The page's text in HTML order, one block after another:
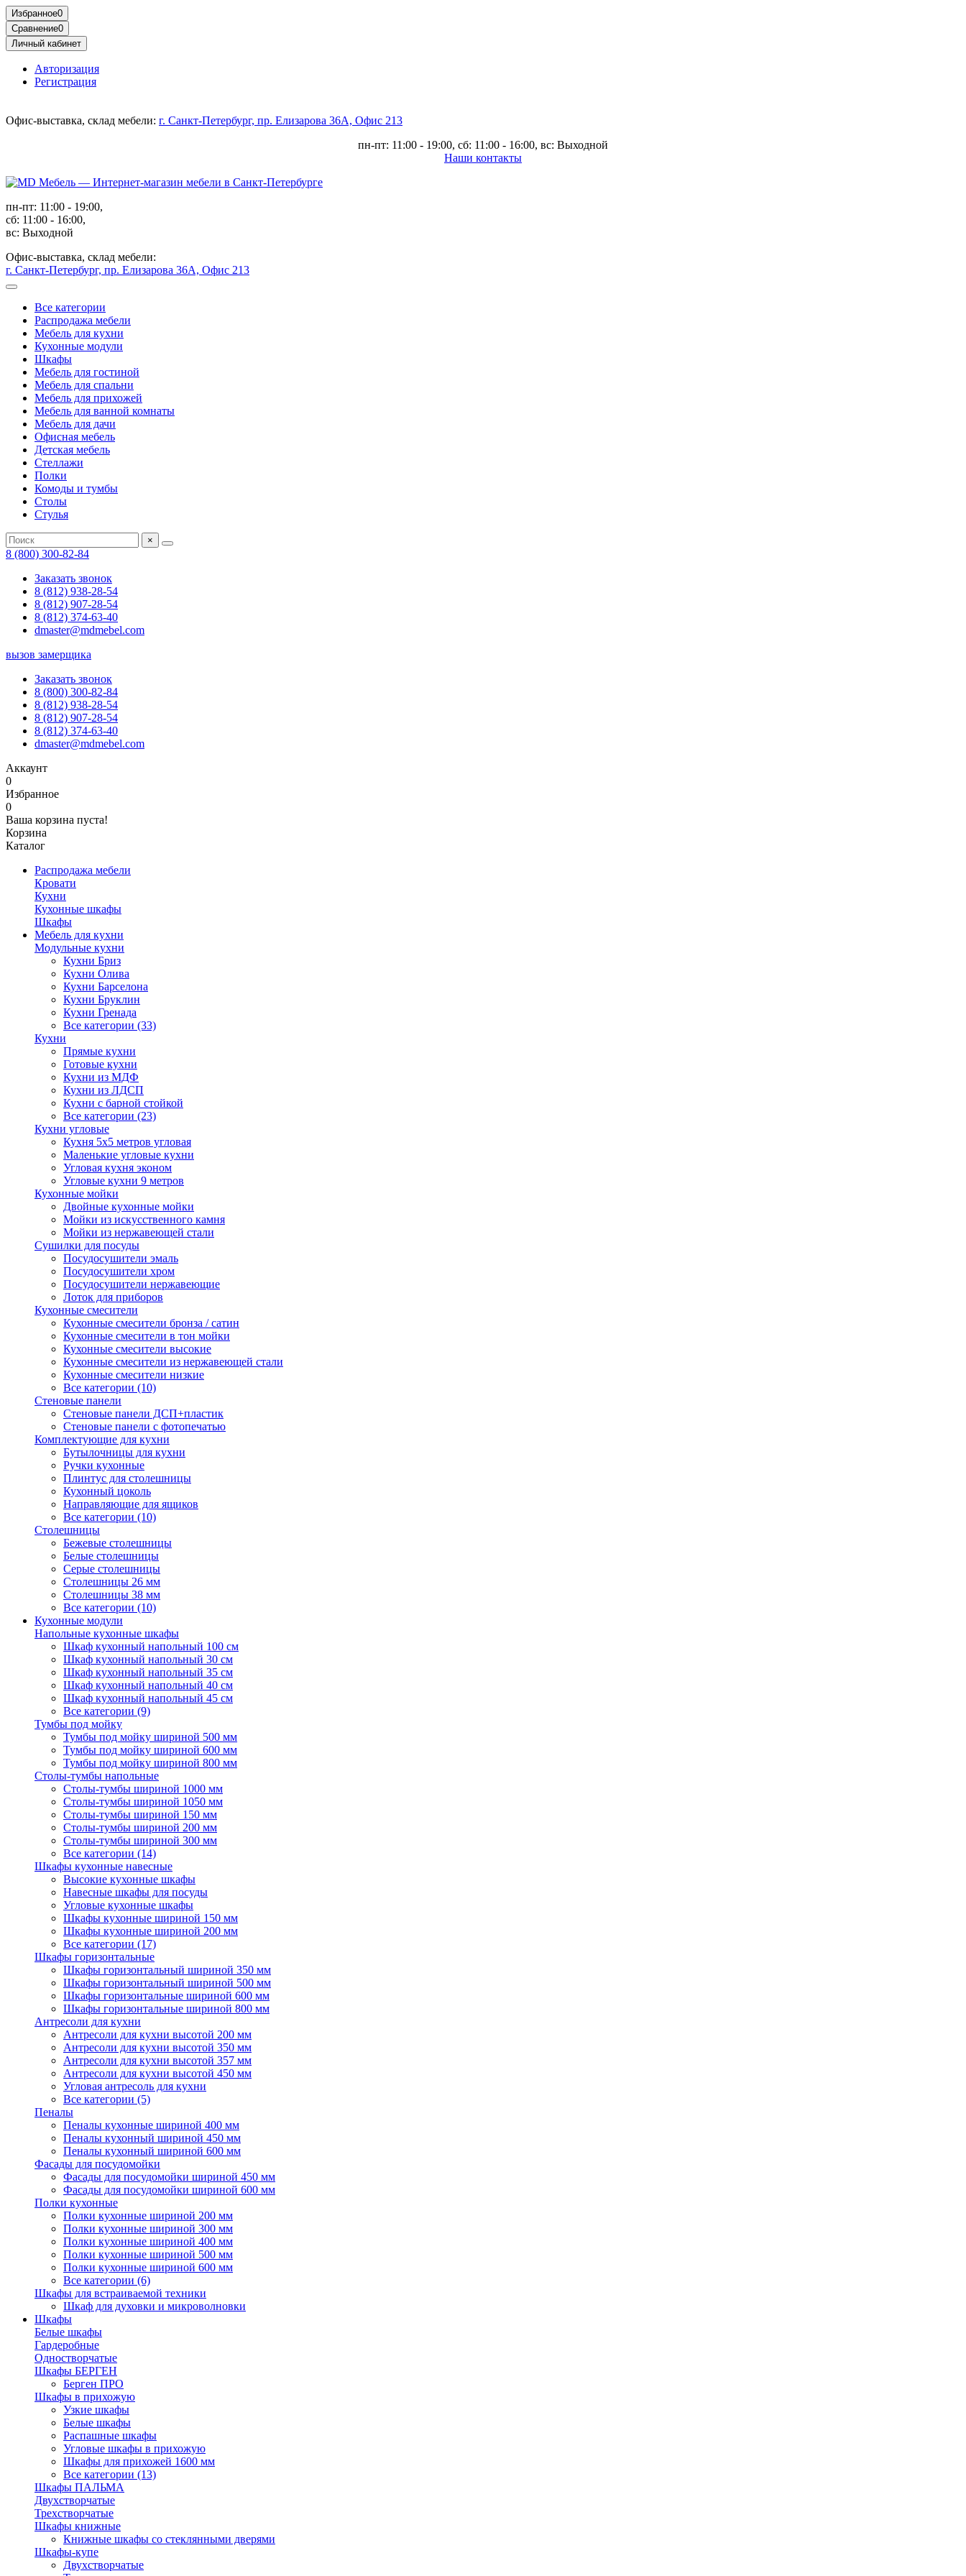
Избранное0
Сравнение0
Личный кабинет
Авторизация
Регистрация
Офис-выставка, склад мебели: г. Санкт-Петербург, пр. Елизарова 36А, Офис 213
пн-пт: 11:00 - 19:00, сб: 11:00 - 16:00, вс: Выходной
Наши контакты
пн-пт: 11:00 - 19:00,
сб: 11:00 - 16:00,
вс: Выходной
Офис-выставка, склад мебели:
г. Санкт-Петербург, пр. Елизарова 36А, Офис 213
Все категории
Распродажа мебели
Мебель для кухни
Кухонные модули
Шкафы
Мебель для гостиной
Мебель для спальни
Мебель для прихожей
Мебель для ванной комнаты
Мебель для дачи
Офисная мебель
Детская мебель
Стеллажи
Полки
Комоды и тумбы
Столы
Стулья
×
8 (800) 300-82-84
Заказать звонок
8 (812) 938-28-54
8 (812) 907-28-54
8 (812) 374-63-40
dmaster@mdmebel.com
вызов замерщика
Заказать звонок
8 (800) 300-82-84
8 (812) 938-28-54
8 (812) 907-28-54
8 (812) 374-63-40
dmaster@mdmebel.com
Аккаунт
0
Избранное
0
Ваша корзина пуста!
Корзина
Каталог
Распродажа мебели
Кровати
Кухни
Кухонные шкафы
Шкафы
Мебель для кухни
Модульные кухни
Кухни Бриз
Кухни Олива
Кухни Барселона
Кухни Бруклин
Кухни Гренада
Все категории (33)
Кухни
Прямые кухни
Готовые кухни
Кухни из МДФ
Кухни из ЛДСП
Кухни с барной стойкой
Все категории (23)
Кухни угловые
Кухня 5х5 метров угловая
Маленькие угловые кухни
Угловая кухня эконом
Угловые кухни 9 метров
Кухонные мойки
Двойные кухонные мойки
Мойки из искусственного камня
Мойки из нержавеющей стали
Сушилки для посуды
Посудосушители эмаль
Посудосушители хром
Посудосушители нержавеющие
Лоток для приборов
Кухонные смесители
Кухонные смесители бронза / сатин
Кухонные смесители в тон мойки
Кухонные смесители высокие
Кухонные смесители из нержавеющей стали
Кухонные смесители низкие
Все категории (10)
Стеновые панели
Стеновые панели ДСП+пластик
Стеновые панели с фотопечатью
Комплектующие для кухни
Бутылочницы для кухни
Ручки кухонные
Плинтус для столешницы
Кухонный цоколь
Направляющие для ящиков
Все категории (10)
Столешницы
Бежевые столешницы
Белые столешницы
Серые столешницы
Столешницы 26 мм
Столешницы 38 мм
Все категории (10)
Кухонные модули
Напольные кухонные шкафы
Шкаф кухонный напольный 100 см
Шкаф кухонный напольный 30 см
Шкаф кухонный напольный 35 см
Шкаф кухонный напольный 40 см
Шкаф кухонный напольный 45 см
Все категории (9)
Тумбы под мойку
Тумбы под мойку шириной 500 мм
Тумбы под мойку шириной 600 мм
Тумбы под мойку шириной 800 мм
Столы-тумбы напольные
Столы-тумбы шириной 1000 мм
Столы-тумбы шириной 1050 мм
Столы-тумбы шириной 150 мм
Столы-тумбы шириной 200 мм
Столы-тумбы шириной 300 мм
Все категории (14)
Шкафы кухонные навесные
Высокие кухонные шкафы
Навесные шкафы для посуды
Угловые кухонные шкафы
Шкафы кухонные шириной 150 мм
Шкафы кухонные шириной 200 мм
Все категории (17)
Шкафы горизонтальные
Шкафы горизонтальный шириной 350 мм
Шкафы горизонтальный шириной 500 мм
Шкафы горизонтальные шириной 600 мм
Шкафы горизонтальные шириной 800 мм
Антресоли для кухни
Антресоли для кухни высотой 200 мм
Антресоли для кухни высотой 350 мм
Антресоли для кухни высотой 357 мм
Антресоли для кухни высотой 450 мм
Угловая антресоль для кухни
Все категории (5)
Пеналы
Пеналы кухонные шириной 400 мм
Пеналы кухонный шириной 450 мм
Пеналы кухонный шириной 600 мм
Фасады для посудомойки
Фасады для посудомойки шириной 450 мм
Фасады для посудомойки шириной 600 мм
Полки кухонные
Полки кухонные шириной 200 мм
Полки кухонные шириной 300 мм
Полки кухонные шириной 400 мм
Полки кухонные шириной 500 мм
Полки кухонные шириной 600 мм
Все категории (6)
Шкафы для встраиваемой техники
Шкаф для духовки и микроволновки
Шкафы
Белые шкафы
Гардеробные
Одностворчатые
Шкафы БЕРГЕН
Берген ПРО
Шкафы в прихожую
Узкие шкафы
Белые шкафы
Распашные шкафы
Угловые шкафы в прихожую
Шкафы для прихожей 1600 мм
Все категории (13)
Шкафы ПАЛЬМА
Двухстворчатые
Трехстворчатые
Шкафы книжные
Книжные шкафы со стеклянными дверями
Шкафы-купе
Двухстворчатые